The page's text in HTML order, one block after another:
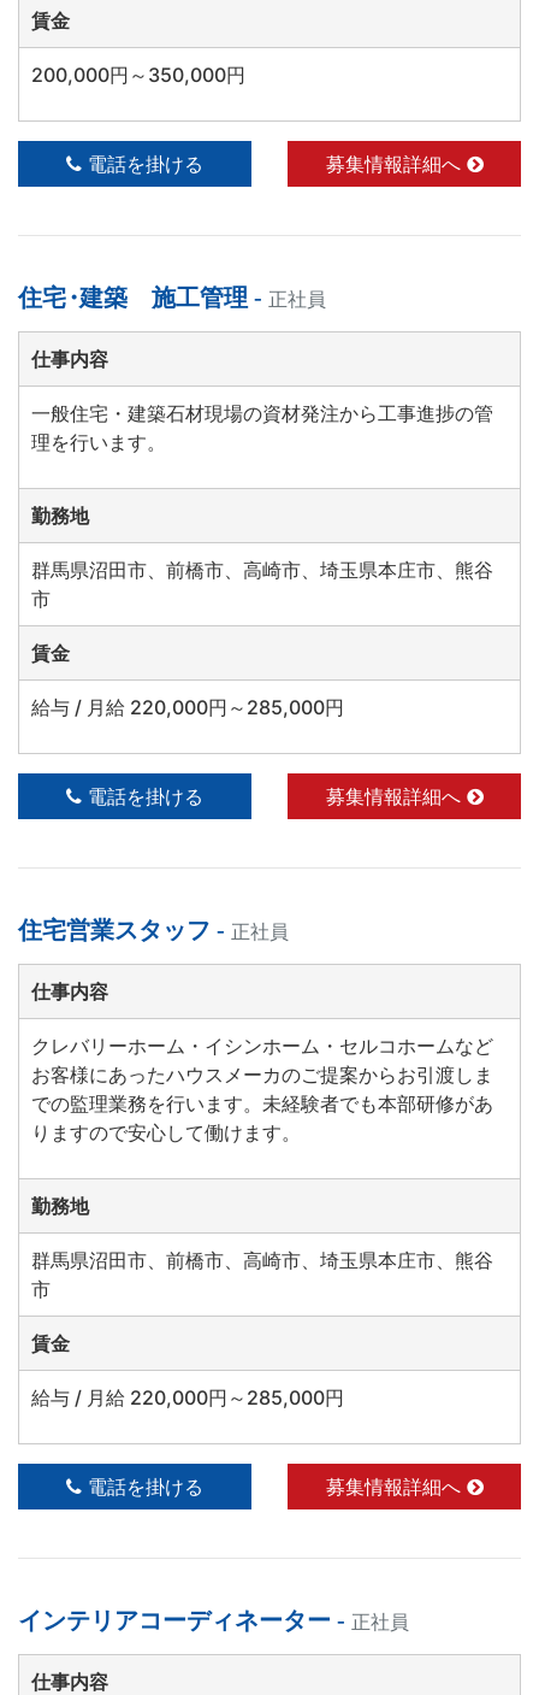
賃金
200,000円～350,000円
電話を掛ける 募集情報詳細へ
住宅・建築 施工管理 - 正社員
仕事内容
一般住宅・建築石材現場の資材発注から工事進捗の管
理を行います。
勤務地
群馬県沼田市、前橋市、高崎市、埼玉県本庄市、熊谷
市
賃金
給与 / 月給 220,000円～285,000円
電話を掛ける 募集情報詳細へ
住宅営業スタッフ - 正社員
仕事内容
クレバリーホーム・イシンホーム・セルコホームなど
お客様にあったハウスメーカのご提案からお引渡しま
での監理業務を行います。未経験者でも本部研修があ
りますので安心して働けます。
勤務地
群馬県沼田市、前橋市、高崎市、埼玉県本庄市、熊谷
市
賃金
給与 / 月給 220,000円～285,000円
電話を掛ける 募集情報詳細へ
インテリアコーディネーター - 正社員
仕事内容